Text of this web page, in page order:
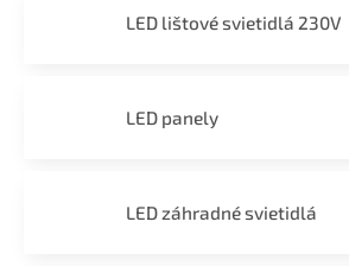
LED lištové svietidlá 230V
LED panely
LED záhradné svietidlá